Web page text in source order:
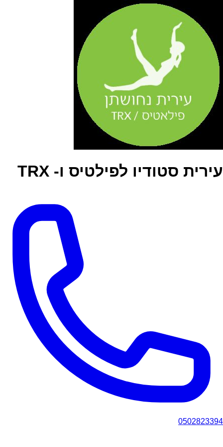
עירית סטודיו לפילטיס ו- TRX
0502823394